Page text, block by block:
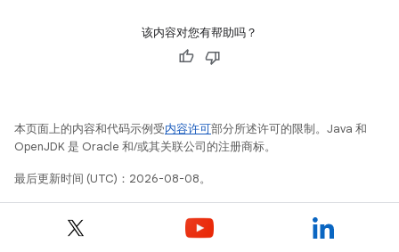
该内容对您有帮助吗？
本页面上的内容和代码示例受内容许可部分所述许可的限制。Java 和
OpenJDK 是 Oracle 和/或其关联公司的注册商标。
最后更新时间 (UTC)：2026-08-08。